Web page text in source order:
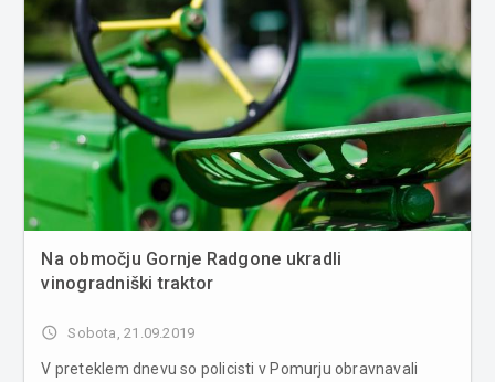
Na območju Gornje Radgone ukradli
vinogradniški traktor
access_time Sobota, 21.09.2019
V preteklem dnevu so policisti v Pomurju obravnavali